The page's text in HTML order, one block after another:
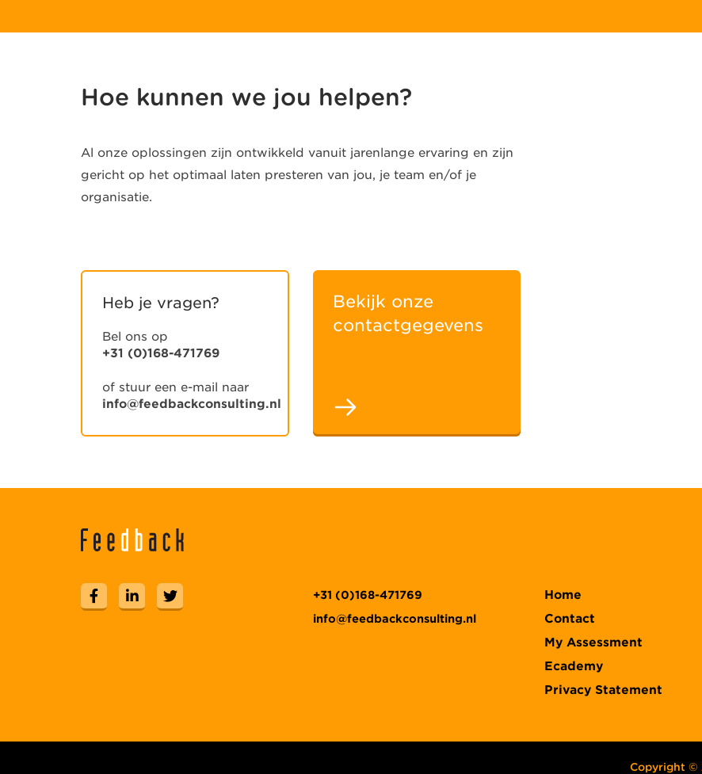
Hoe kunnen we jou helpen?
Al onze oplossingen zijn ontwikkeld vanuit jarenlange ervaring en zijn
gericht op het optimaal laten presteren van jou, je team en/of je
organisatie.
Heb je vragen?
Bel ons op
+31 (0)168-471769
of stuur een e-mail naar
info@feedbackconsulting.nl
Bekijk onze
contactgegevens
+31 (0)168-471769
info@feedbackconsulting.nl
Home
Contact
My Assessment
Ecademy
Privacy Statement
Copyright ©